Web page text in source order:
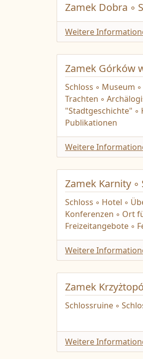
Zamek Dobra ◦
Weitere
Zamek Górków
Schloss ◦ Museum
Trachten ◦
"Stadtgeschichte" ◦
Publikationen
Weitere
Zamek Karnity ◦
Schloss ◦ Hotel ◦
Konferenzen ◦ Ort
Freizeitangebote ◦
Weitere
Zamek
Schlossruine ◦
Weitere